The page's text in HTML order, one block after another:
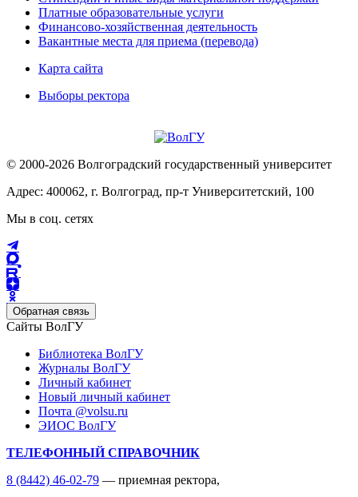
Платные образовательные услуги
Финансово-хозяйственная деятельность
Вакантные места для приема (перевода)
Карта сайта
Выборы ректора
© 2000-2026 Волгоградский государственный университет
Адрес: 400062, г. Волгоград, пр-т Университетский, 100
Мы в соц. сетях
Обратная связь
Сайты ВолГУ
Библиотека ВолГУ
Журналы ВолГУ
Личный кабинет
Новый личный кабинет
Почта @volsu.ru
ЭИОС ВолГУ
ТЕЛЕФОННЫЙ СПРАВОЧНИК
8 (8442) 46-02-79 — приемная ректора,